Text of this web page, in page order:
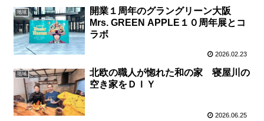
地域
開業１周年のグラングリーン大阪
Mrs. GREEN APPLE１０周年展とコ
ラボ
2026.02.23
地域
北欧の職人が惚れた和の家 寝屋川の
空き家をＤＩＹ
2026.06.25